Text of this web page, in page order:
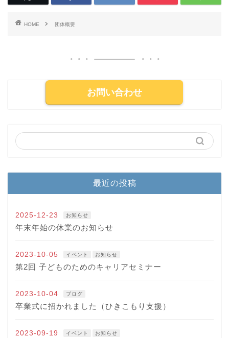
HOME 団体概要
お問い合わせ
最近の投稿
2025-12-23 お知らせ
年末年始の休業のお知らせ
2023-10-05 イベント お知らせ
第2回 子どものためのキャリアセミナー
2023-10-04 ブログ
卒業式に招かれました（ひきこもり支援）
2023-09-19 イベント お知らせ